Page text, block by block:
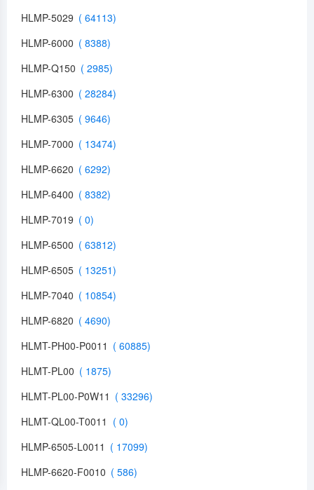
HLMP-5029
HLMP-6000
HLMP-Q150
HLMP-6300
HLMP-6305
HLMP-7000
HLMP-6620
HLMP-6400
HLMP-7019
HLMP-6500
HLMP-6505
HLMP-7040
HLMP-6820
HLMT-PH00-P0011
HLMT-PL00
HLMT-PL00-P0W11
HLMT-QL00-T0011
HLMP-6505-L0011
HLMP-6620-F0010